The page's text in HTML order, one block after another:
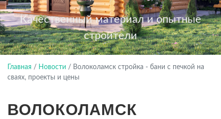
Качественный материал и опытные
строители
Главная / Новости / Волоколамск стройка - бани с печкой на
сваях, проекты и цены
ВОЛОКОЛАМСК